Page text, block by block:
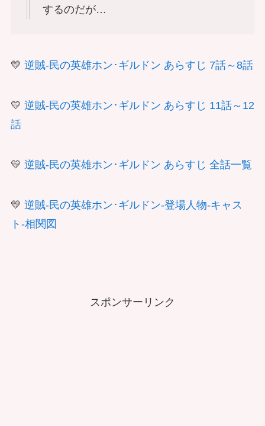
するのだが…
💛 逆賊-民の英雄ホン･ギルドン あらすじ 7話～8話
💛 逆賊-民の英雄ホン･ギルドン あらすじ 11話～12
話
💛 逆賊-民の英雄ホン･ギルドン あらすじ 全話一覧
💛 逆賊-民の英雄ホン･ギルドン-登場人物-キャス
ト-相関図
スポンサーリンク